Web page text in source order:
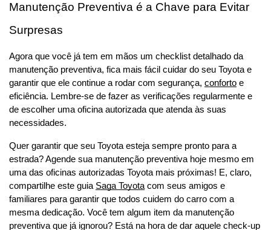
Manutenção Preventiva é a Chave para Evitar
Surpresas
Agora que você já tem em mãos um checklist detalhado da
manutenção preventiva, fica mais fácil cuidar do seu Toyota e
garantir que ele continue a rodar com segurança, conforto e
eficiência. Lembre-se de fazer as verificações regularmente e
de escolher uma oficina autorizada que atenda às suas
necessidades.
Quer garantir que seu Toyota esteja sempre pronto para a
estrada? Agende sua manutenção preventiva hoje mesmo em
uma das oficinas autorizadas Toyota mais próximas! E, claro,
compartilhe este guia Saga Toyota com seus amigos e
familiares para garantir que todos cuidem do carro com a
mesma dedicação. Você tem algum item da manutenção
preventiva que já ignorou? Está na hora de dar aquele check-up